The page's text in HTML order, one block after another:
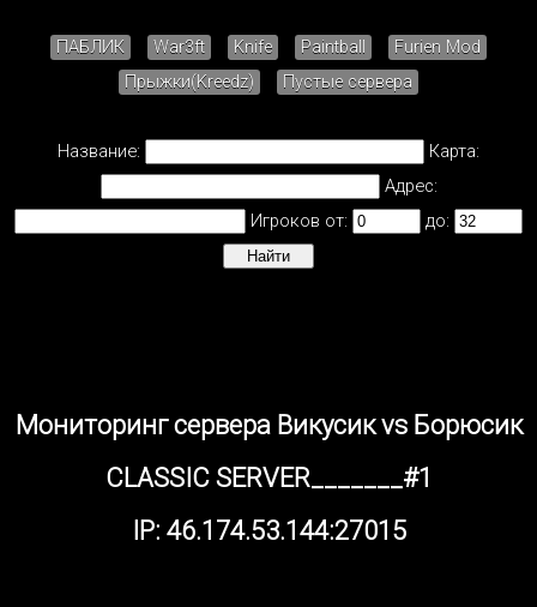
ПАБЛИК War3ft Knife Paintball
Furien Mod
Прыжки(Kreedz)
Пустые сервера
Название:
Карта:
Адрес:
Игроков от:
до:
Мониторинг сервера Викусик vs Борюсик
CLASSIC SERVER_______#1
IP: 46.174.53.144:27015